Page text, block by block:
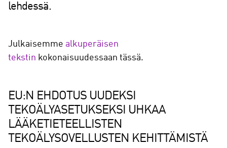
lehdessä.
Julkaisemme alkuperäisen
tekstin kokonaisuudessaan tässä.
EU:N EHDOTUS UUDEKSI
TEKOÄLYASETUKSEKSI UHKAA
LÄÄKETIETEELLISTEN
TEKOÄLYSOVELLUSTEN KEHITTÄMISTÄ